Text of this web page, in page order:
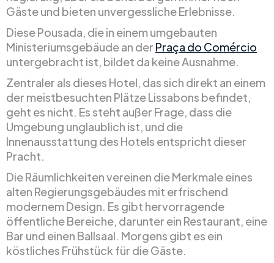
Gäste und bieten unvergessliche Erlebnisse.
Diese Pousada, die in einem umgebauten
Ministeriumsgebäude an der Praça do Comércio
untergebracht ist, bildet da keine Ausnahme.
Zentraler als dieses Hotel, das sich direkt an einem
der meistbesuchten Plätze Lissabons befindet,
geht es nicht. Es steht außer Frage, dass die
Umgebung unglaublich ist, und die
Innenausstattung des Hotels entspricht dieser
Pracht.
Die Räumlichkeiten vereinen die Merkmale eines
alten Regierungsgebäudes mit erfrischend
modernem Design. Es gibt hervorragende
öffentliche Bereiche, darunter ein Restaurant, eine
Bar und einen Ballsaal. Morgens gibt es ein
köstliches Frühstück für die Gäste.